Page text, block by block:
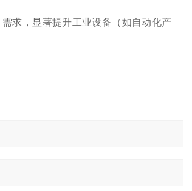
‌ 需求，显著提升工业设备（如自动化产